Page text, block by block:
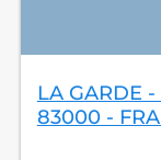
LA GARDE
83000 -